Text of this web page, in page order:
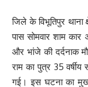
जिले के विभूतिपुर
पास सोमवार शाम
और भांजे की दर्दनाक
राम का पुत्र 35
गई। इस घटना का